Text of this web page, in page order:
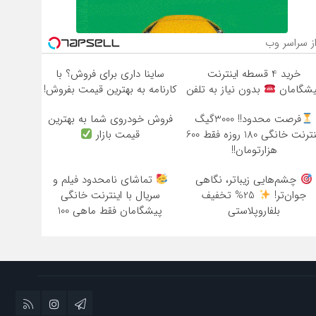
از سراسر وب
خرید 4 قسطه اینترنت
بدون نیاز به تلفن
ساینا داری برای فروش؟ با
کارنامه به بهترین قیمت بفروش!
فرصت محدود!! 3000گیگ
اینترنت خانگی 180 روزه فقط 600
هزارتومان!!
فروش خودروی شما به بهترین
قیمت بازار
چشم‌هایی زیباتر، نگاهی
جوان‌تر!
25% تخفیف
بلفاروپلاستی
تماشای نامحدود فیلم و
سریال با اینترنت خانگی
پیشگامان فقط ماهی 100